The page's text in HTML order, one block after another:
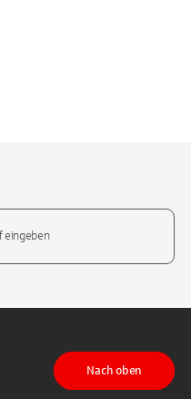
auf LinkedIn
Nach oben